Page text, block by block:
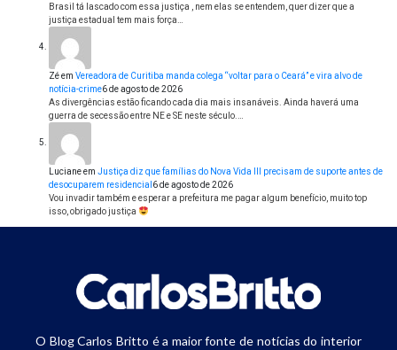
Brasil tá lascado com essa justiça , nem elas se entendem, quer dizer que a
justiça estadual tem mais força…
Zéem Vereadora de Curitiba manda colega “voltar para o Ceará” e vira alvo de
notícia-crime6 de agosto de 2026
As divergências estão ficando cada dia mais insanáveis. Ainda haverá uma
guerra de secessão entre NE e SE neste século.…
Lucianeem Justiça diz que famílias do Nova Vida III precisam de suporte antes de
desocuparem residencial 6 de agosto de 2026
Vou invadir também e esperar a prefeitura me pagar algum benefício, muito top
isso, obrigado justiça
O Blog Carlos Britto é a maior fonte de notícias do interior